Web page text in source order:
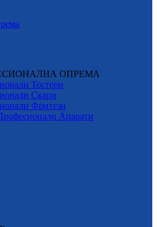
ОПРЕМА
Тостери
Скари
Фритези
Апарати